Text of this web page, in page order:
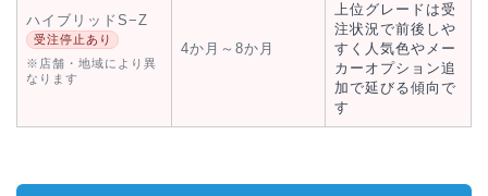
ハイブリッドS−Z
受注停止あり
※店舗・地域により異
なります
4か月～8か月
上位グレードは受
注状況で前後しや
すく人気色やメー
カーオプション追
加で延びる傾向で
す